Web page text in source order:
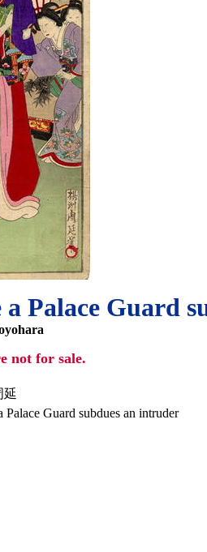
Palace Guard
not for sale.
延
Guard subdues an intruder